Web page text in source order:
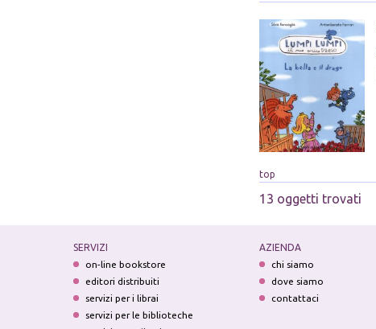
top
13 oggetti trovati
SERVIZI
on-line bookstore
editori distribuiti
servizi per i librai
servizi per le biblioteche
AZIENDA
chi siamo
dove siamo
contattaci